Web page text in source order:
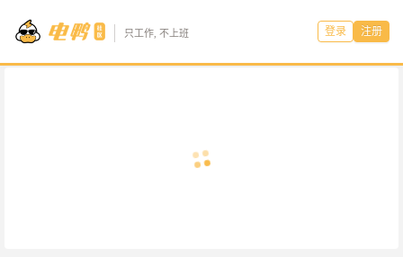
只工作, 不上班 登录 注册